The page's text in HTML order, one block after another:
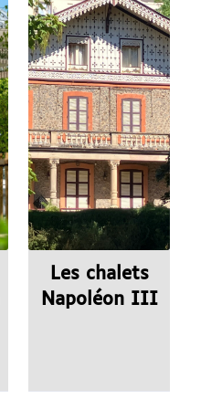
Les chalets
Napoléon III